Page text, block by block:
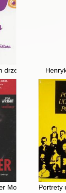
drzew :
Moje życie : odPortrety